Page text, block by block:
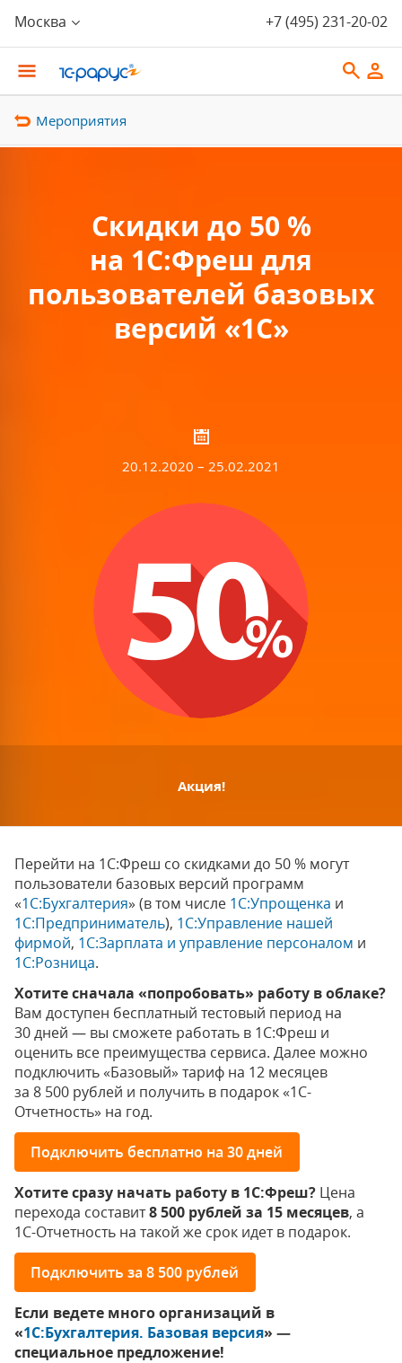
Москва +7 (495) 231-20-02
Мероприятия
Скидки до 50 %
на 1С:Фреш для
пользователей базовых
версий «1С»
20.12.2020 – 25.02.2021
Акция!
Перейти на 1С:Фреш со скидками до 50 % могут
пользователи базовых версий программ
«1С:Бухгалтерия» (в том числе 1С:Упрощенка и
1С:Предприниматель), 1С:Управление нашей
фирмой, 1С:Зарплата и управление персоналом и
1С:Розница.
Хотите сначала «попробовать» работу в облаке?
Вам доступен бесплатный тестовый период на
30 дней — вы сможете работать в 1С:Фреш и
оценить все преимущества сервиса. Далее можно
подключить «Базовый» тариф на 12 месяцев
за 8 500 рублей и получить в подарок «1С-
Отчетность» на год.
Подключить бесплатно на 30 дней
Хотите сразу начать работу в 1С:Фреш? Цена
перехода составит8 500 рублей за 15 месяцев, а
1С-Отчетность на такой же срок идет в подарок.
Подключить за 8 500 рублей
Если ведете много организаций в
«1С:Бухгалтерия. Базовая версия» —
специальное предложение!